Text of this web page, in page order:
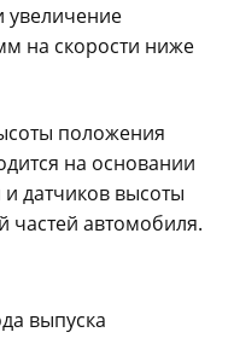
увеличение
на скорости ниже
положения
на основании
и датчиков высоты
частей автомобиля.
выпуска